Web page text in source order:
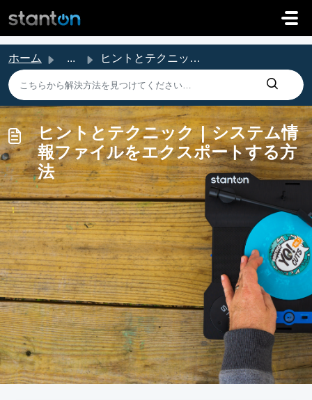
ホーム ... ヒントとテクニック | システム情報ファイルをエクスポートする方法
ヒントとテクニック | システム情
報ファイルをエクスポートする方
法